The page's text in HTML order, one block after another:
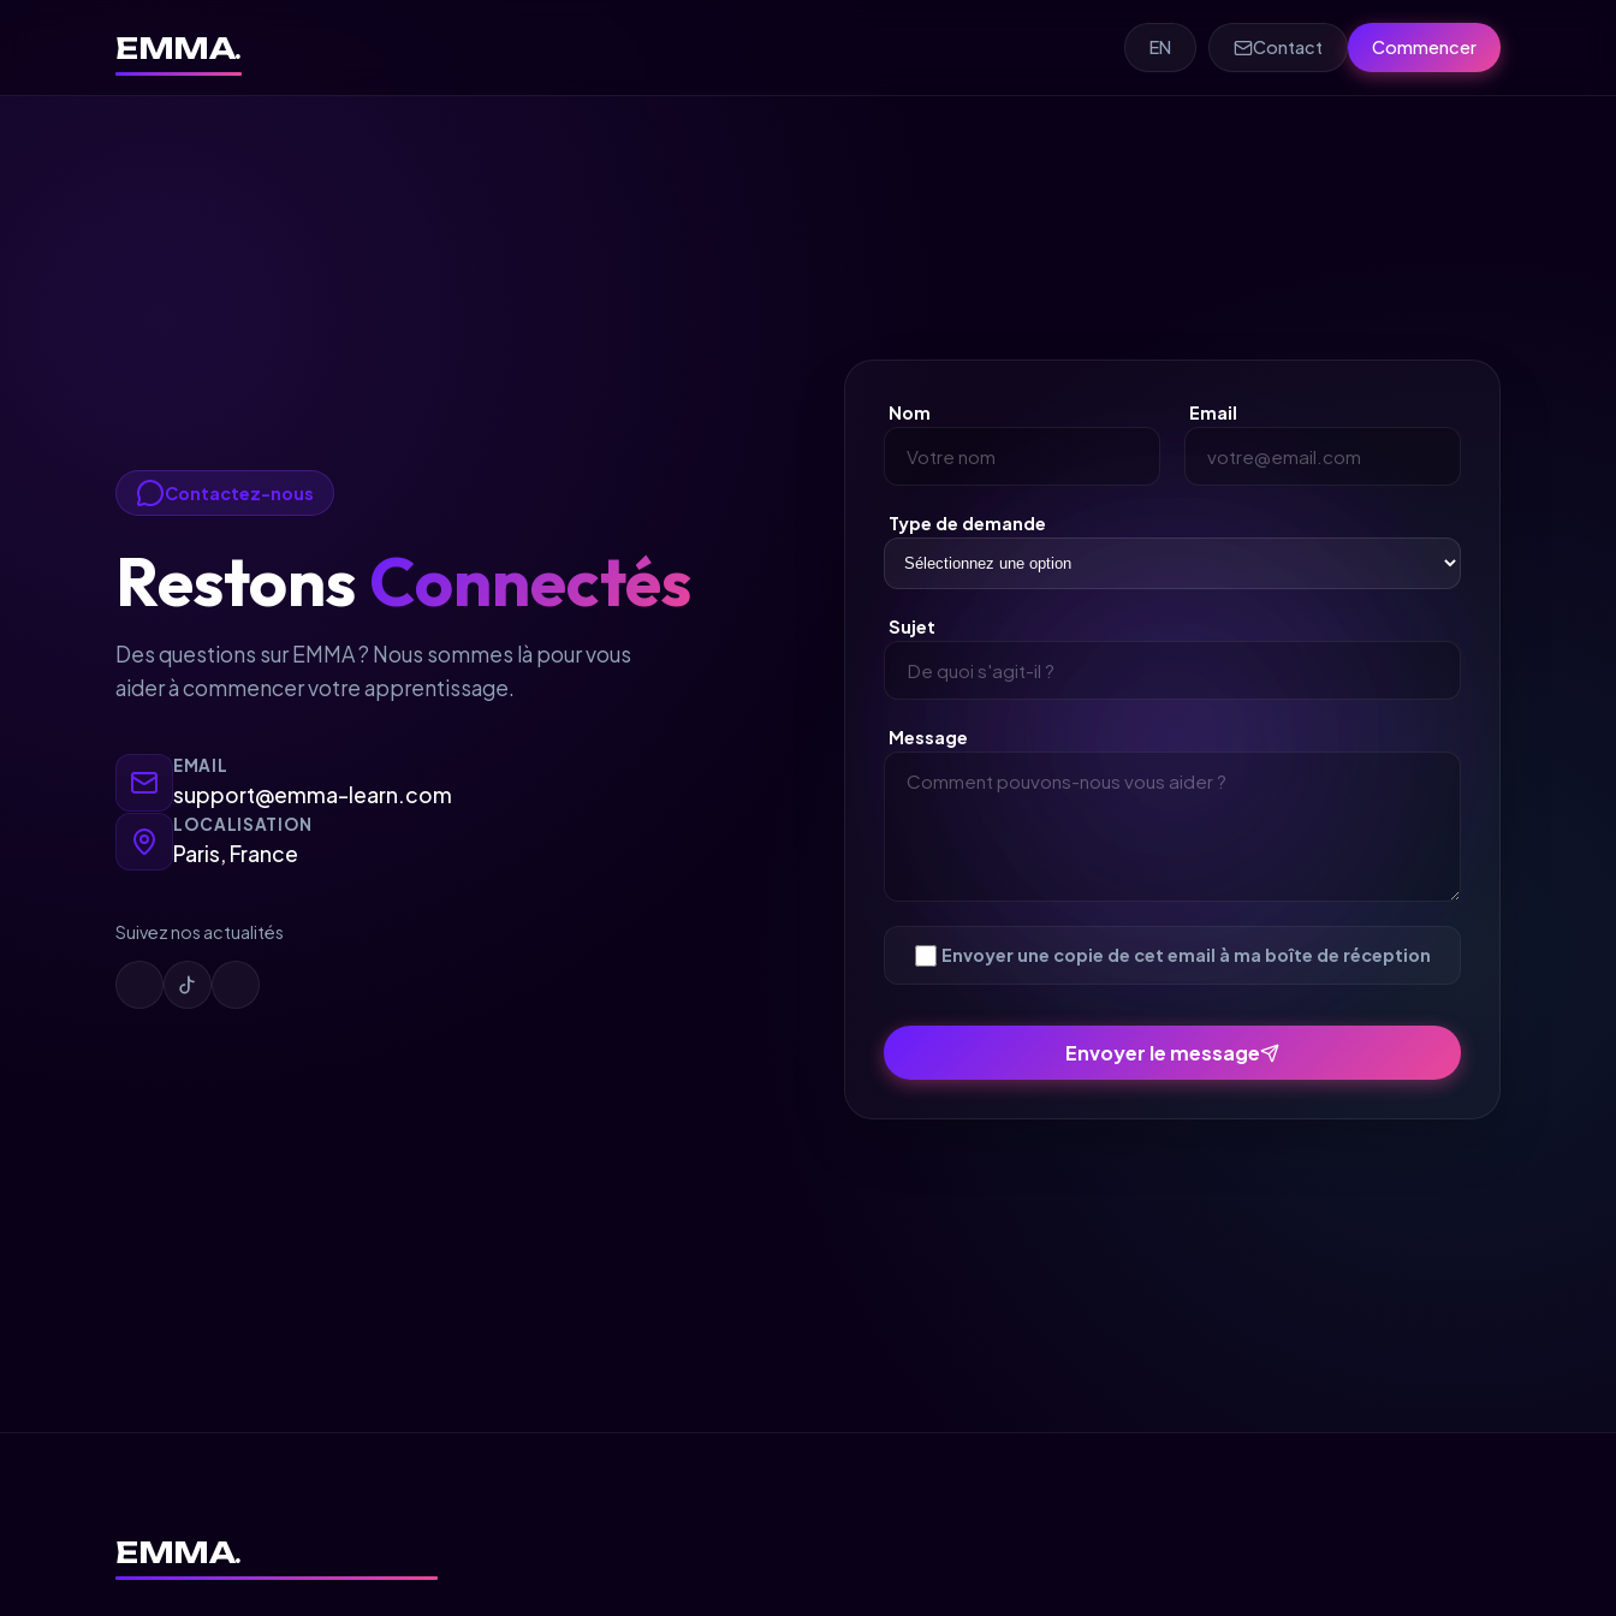
EMMA. EN Contact Commencer
Contactez-nous
RestonsConnectés
Des questions sur EMMA ? Nous sommes là pour vous
aider à commencer votre apprentissage.
EMAIL
support@emma-learn.com
LOCALISATION
Paris, France
Suivez nos actualités
Nom Email
Type de demande
Sujet
Message
Envoyer une copie de cet email à ma boîte de réception
Envoyer le message
EMMA.